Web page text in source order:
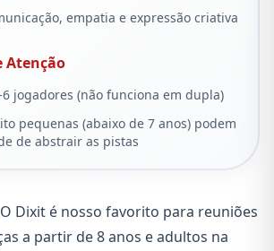
empatia e expressão criativa
Atenção
jogadores (não funciona em dupla)
pequenas (abaixo de 7 anos) podem
de abstrair as pistas
O Dixit é nosso favorito para reuniões
a partir de 8 anos e adultos na